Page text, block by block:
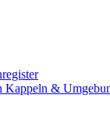
Kappeln &